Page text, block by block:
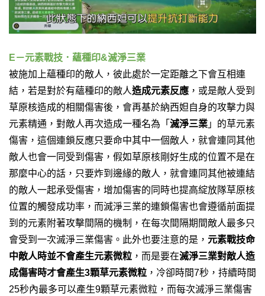
E－元素戰技．蘊種印&滅淨三業
被施加上蘊種印的敵人，彼此處於一定距離之下會互相連
結，若是對於有蘊種印的敵人造成元素反應 ，或是敵人受到
草原核造成的相關傷害後，會再基於納西妲自身的攻擊力與
元素精通，對敵人再次造成一種名為「 滅淨三業 」的草元素
傷害，這個連鎖反應只要命中其中一個敵人，就會連同其他
敵人也會一同受到傷害，假如草原核剛好生成的位置不是在
那麼中心的話，只要炸到邊緣的敵人，就會連同其他被連結
的敵人一起承受傷害，增加傷害的同時也提高綻放隊草原核
位置的觸發成功率，而滅淨三業的連鎖傷害也會遵循前面提
到的元素附著攻擊間隔的機制，在每次間隔期間敵人最多只
會受到一次滅淨三業傷害。此外也要注意的是， 元素戰技命
中敵人時並不會產生元素微粒 ，而是要在滅淨三業對敵人造
成傷害時才會產生3顆草元素微粒 ，冷卻時間7秒，持續時間
25秒內最多可以產生9顆草元素微粒，而每次滅淨三業傷害